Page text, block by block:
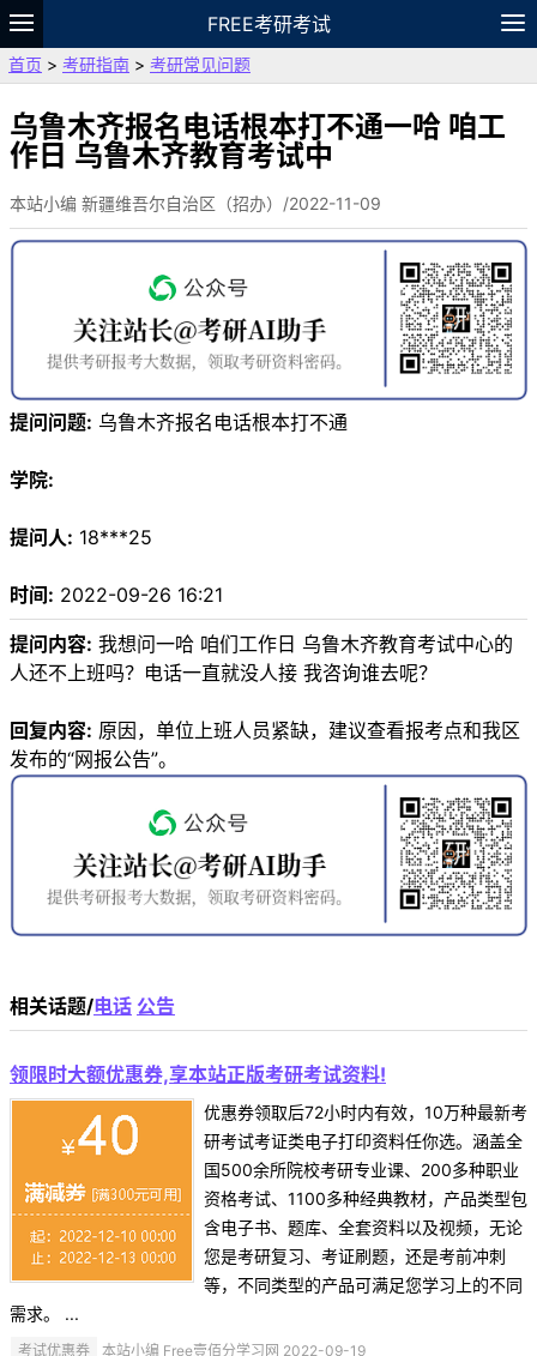
FREE考研考试
题库
故事 专题 APP
VIP
资料
首页 > 考研指南 > 考研常见问题
乌鲁木齐报名电话根本打不通一哈 咱工
作日 乌鲁木齐教育考试中
本站小编 新疆维吾尔自治区（招办）/2022-11-09
提问问题: 乌鲁木齐报名电话根本打不通
学院:
提问人: 18***25
时间: 2022-09-26 16:21
提问内容: 我想问一哈 咱们工作日 乌鲁木齐教育考试中心的
人还不上班吗？电话一直就没人接 我咨询谁去呢？
回复内容: 原因，单位上班人员紧缺，建议查看报考点和我区
发布的“网报公告”。
相关话题/电话 公告
领限时大额优惠券,享本站正版考研考试资料!
优惠券领取后72小时内有效，10万种最新考
研考试考证类电子打印资料任你选。涵盖全
国500余所院校考研专业课、200多种职业
资格考试、1100多种经典教材，产品类型包
含电子书、题库、全套资料以及视频，无论
您是考研复习、考证刷题，还是考前冲刺
等，不同类型的产品可满足您学习上的不同
需求。 ...
考试优惠券 本站小编 Free壹佰分学习网 2022-09-19